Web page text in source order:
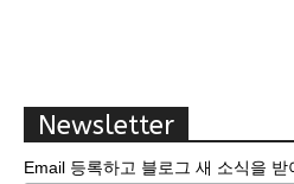
Newsletter
Email 등록하고 블로그 새 소식을 받